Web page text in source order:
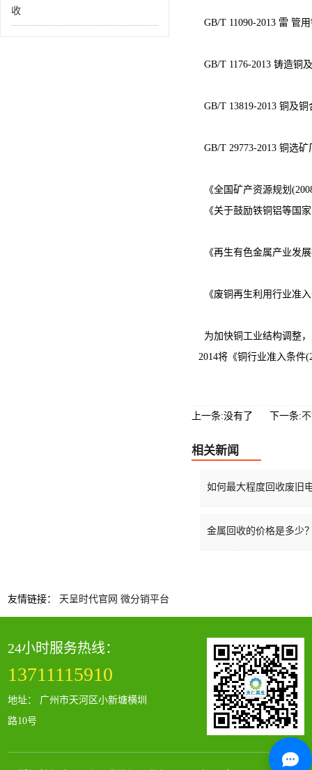
收
GB/T 11090-2013 雷 管
GB/T 1176-2013 铸造铜
GB/T 13819-2013 铜及
GB/T 29773-2013 铜选
《全国矿产资源规划
《关于鼓励铁铜铝等国
《再生有色金属产业发
《废铜再生利用行业准
为加快铜工业结构调整
2014将《铜行业准入条件
上一条:没有了 下一条:
相关新闻
如何最大程度回收废旧
金属回收的价格是多少
友情链接： 天呈时代官网 微分销平台
24小时服务热线：
13711115910
地址： 广州市天河区小新塘横圳
路10号